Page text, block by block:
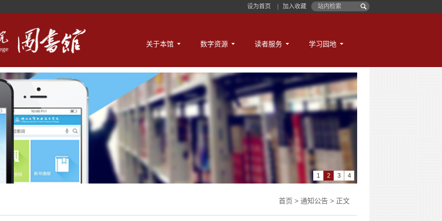
设为首页 加入收藏
关于本馆 数字资源 读者服务 学习园地
1 2 3 4
首页 > 通知公告 > 正文